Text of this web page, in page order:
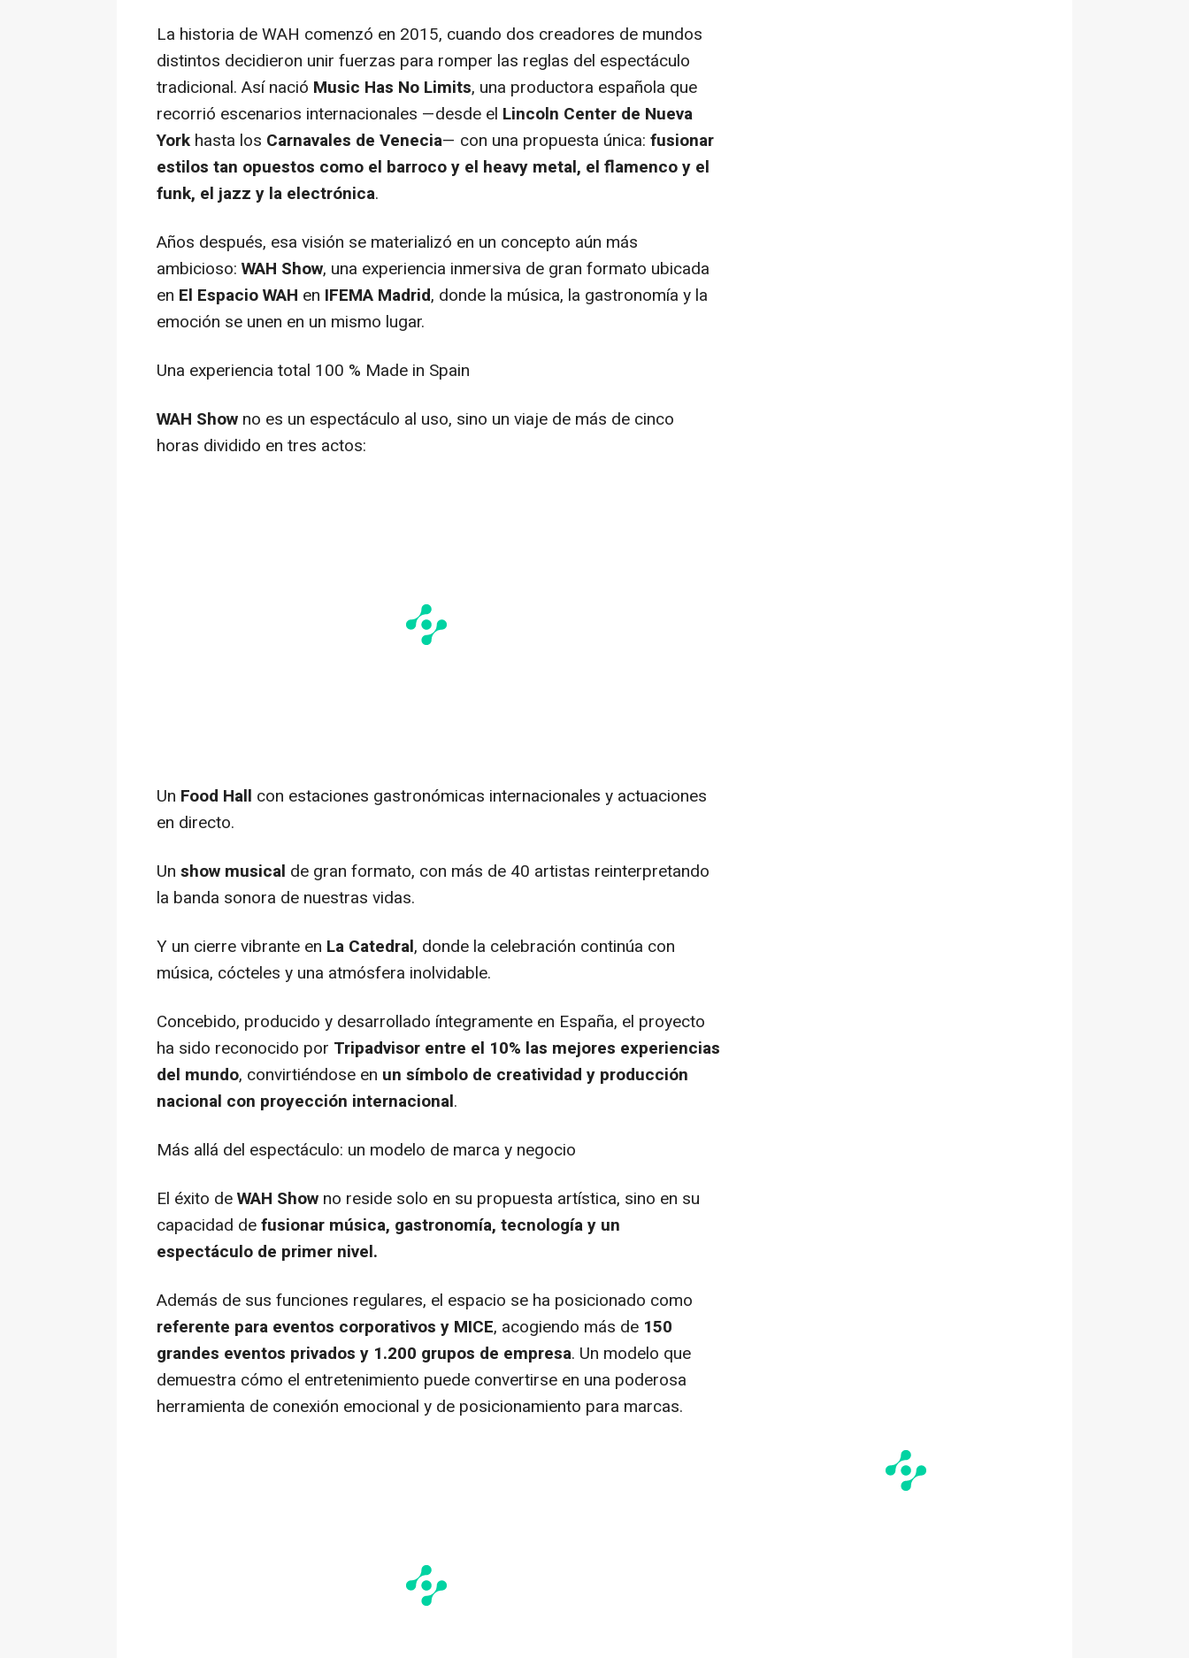
La historia de WAH comenzó en 2015, cuando dos creadores de mundos
distintos decidieron unir fuerzas para romper las reglas del espectáculo
tradicional. Así nació Music Has No Limits, una productora española que
recorrió escenarios internacionales —desde el Lincoln Center de Nueva
York hasta los Carnavales de Venecia— con una propuesta única: fusionar
estilos tan opuestos como el barroco y el heavy metal, el flamenco y el
funk, el jazz y la electrónica.
Años después, esa visión se materializó en un concepto aún más
ambicioso: WAH Show, una experiencia inmersiva de gran formato ubicada
en El Espacio WAH en IFEMA Madrid, donde la música, la gastronomía y la
emoción se unen en un mismo lugar.
Una experiencia total 100 % Made in Spain
WAH Show no es un espectáculo al uso, sino un viaje de más de cinco
horas dividido en tres actos:
Un Food Hall con estaciones gastronómicas internacionales y actuaciones
en directo.
Un show musical de gran formato, con más de 40 artistas reinterpretando
la banda sonora de nuestras vidas.
Y un cierre vibrante en La Catedral, donde la celebración continúa con
música, cócteles y una atmósfera inolvidable.
Concebido, producido y desarrollado íntegramente en España, el proyecto
ha sido reconocido por Tripadvisor entre el 10% las mejores experiencias
del mundo, convirtiéndose en un símbolo de creatividad y producción
nacional con proyección internacional.
Más allá del espectáculo: un modelo de marca y negocio
El éxito deWAH Show no reside solo en su propuesta artística, sino en su
capacidad defusionar música, gastronomía, tecnología y un
espectáculo de primer nivel.
Además de sus funciones regulares, el espacio se ha posicionado como
referente para eventos corporativos y MICE, acogiendo más de 150
grandes eventos privados y 1.200 grupos de empresa. Un modelo que
demuestra cómo el entretenimiento puede convertirse en una poderosa
herramienta de conexión emocional y de posicionamiento para marcas.